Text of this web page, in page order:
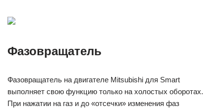
Фазовращатель
Фазовращатель на двигателе Mitsubishi для Smart
выполняет свою функцию только на холостых оборотах.
При нажатии на газ и до «отсечки» изменения фаз